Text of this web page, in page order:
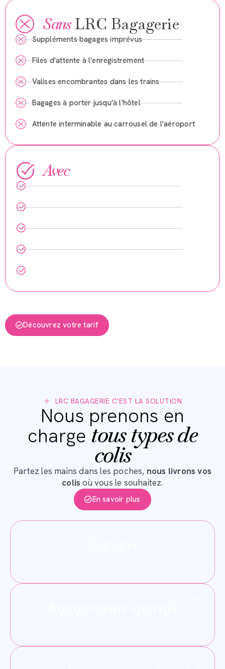
SansLRC Bagagerie
Suppléments bagages imprévus
Files d'attente à l'enregistrement
Valises encombrantes dans les trains
Bagages à porter jusqu'à l'hôtel
Attente interminable au carrousel de l'aéroport
AvecLRC Bagagerie
Vos bagages sont pris en charge
Transport porte-à-porte depuis chez vous
Etiquettes simples à imprimer
Livraison à l'adresse choisie
Découvrez votre tarif
LRC BAGAGERIE C'EST LA SOLUTION
Nous prenons en
charge tous types de
colis
Partez les mains dans les poches, nous livrons vos
colis où vous le souhaitez.
En savoir plus
Assistant LRC Bagagerie
Bonjour, comment puis-je vous accompagner dans
l’organisation du transport de vos bagages ?